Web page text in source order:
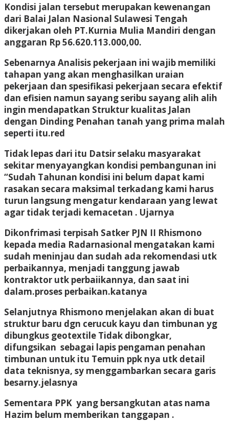
Kondisi jalan tersebut merupakan kewenangan
dari Balai Jalan Nasional Sulawesi Tengah
dikerjakan oleh PT.Kurnia Mulia Mandiri dengan
anggaran Rp 56.620.113.000,00.
Sebenarnya Analisis pekerjaan ini wajib memiliki
tahapan yang akan menghasilkan uraian
pekerjaan dan spesifikasi pekerjaan secara efektif
dan efisien namun sayang seribu sayang alih alih
ingin mendapatkan Struktur kualitas Jalan
dengan Dinding Penahan tanah yang prima malah
seperti itu.red
Tidak lepas dari itu Datsir selaku masyarakat
sekitar menyayangkan kondisi pembangunan ini
“Sudah Tahunan kondisi ini belum dapat kami
rasakan secara maksimal terkadang kami harus
turun langsung mengatur kendaraan yang lewat
agar tidak terjadi kemacetan . Ujarnya
Dikonfrimasi terpisah Satker PJN II Rhismono
kepada media Radarnasional mengatakan kami
sudah meninjau dan sudah ada rekomendasi utk
perbaikannya, menjadi tanggung jawab
kontraktor utk perbaiikannya, dan saat ini
dalam.proses perbaikan.katanya
Selanjutnya Rhismono menjelakan akan di buat
struktur baru dgn cerucuk kayu dan timbunan yg
dibungkus geotextile Tidak dibongkar,
difungsikan sebagai lapis pengaman penahan
timbunan untuk itu Temuin ppk nya utk detail
data teknisnya, sy menggambarkan secara garis
besarny.jelasnya
Sementara PPK yang bersangkutan atas nama
Hazim belum memberikan tanggapan .